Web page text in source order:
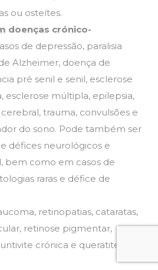
ou osteítes.
doenças crónico-
de depressão, paralisia
Alzheimer, doença de
pré senil e senil, esclerose
esclerose múltipla, epilepsia,
trauma, convulsões e
do sono. Pode também ser
défices neurológicos e
bem como em casos de
raras e défice de
retinopatias, cataratas,
retinose pigmentar,
crónica e queratite